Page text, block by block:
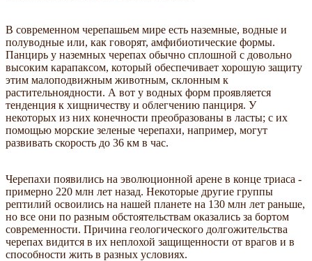
В современном черепашьем мире есть наземные, водные и
полуводные или, как говорят, амфибиотические формы.
Панцирь у наземных черепах обычно сплошной с довольно
высоким карапаксом, который обеспечивает хорошую защиту
этим малоподвижным животным, склонным к
растительноядности. А вот у водных форм проявляется
тенденция к хищничеству и облегчению панциря. У
некоторых из них конечности преобразованы в ласты; с их
помощью морские зеленые черепахи, например, могут
развивать скорость до 36 км в час.
Черепахи появились на эволюционной арене в конце триаса -
примерно 220 млн лет назад. Некоторые другие группы
рептилий освоились на нашей планете на 130 млн лет раньше,
но все они по разным обстоятельствам оказались за бортом
современности. Причина геологического долгожительства
черепах видится в их неплохой защищенности от врагов и в
способности жить в разных условиях.